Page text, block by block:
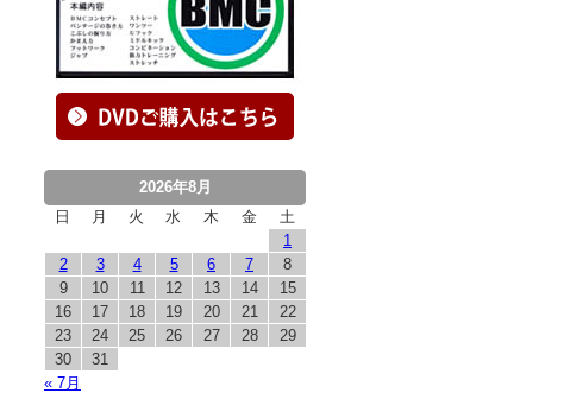
2026年8月
日
月 火 水 木 金 土
« 7月
1
2
3 4 5 6 7
8
9
10 11 12 13 14
15
16
17 18 19 20 21
22
23
24 25 26 27 28
29
30
31